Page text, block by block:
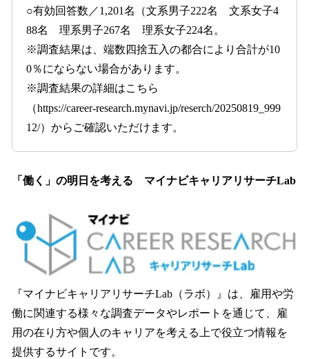
○有効回答数／1,201名（文系男子222名 文系女子4
88名 理系男子267名 理系女子224名。
※調査結果は、端数四捨五入の都合により合計が10
0％にならない場合があります。
※調査結果の詳細はこちら
（https://career-research.mynavi.jp/reserch/20250819_999
12/）からご確認いただけます。
「働く」の明日を考える マイナビキャリアリサーチLab
『マイナビキャリアリサーチLab（ラボ）』は、雇用や労
働に関連する様々な調査データやレポートを通じて、雇
用の在り方や個人のキャリアを考える上で役立つ情報を
提供するサイトです。